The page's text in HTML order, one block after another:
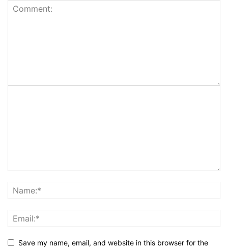
Save my name, email, and website in this browser for the